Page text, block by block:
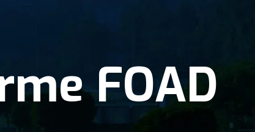
FOAD